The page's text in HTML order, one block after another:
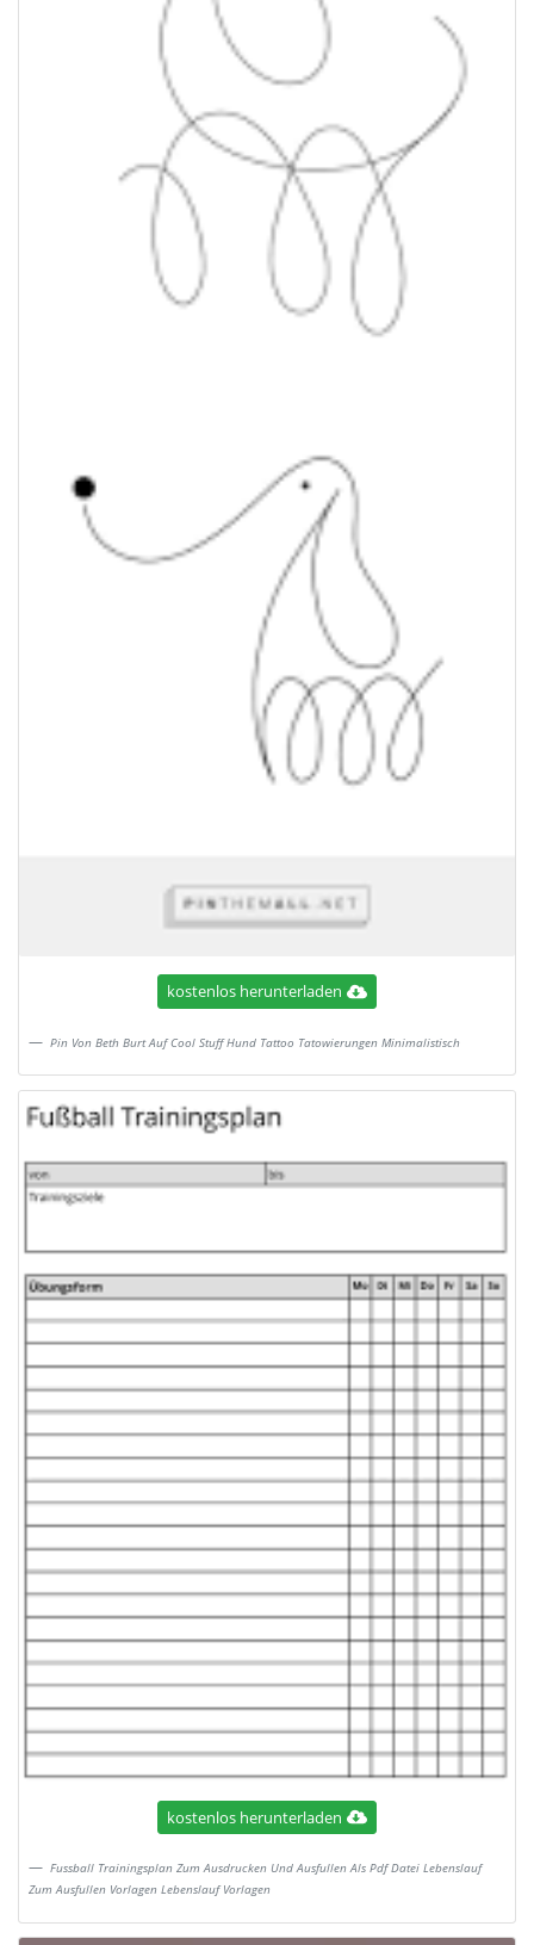
kostenlos herunterladen
Pin Von Beth Burt Auf Cool Stuff Hund Tattoo Tatowierungen Minimalistisch
kostenlos herunterladen
Fussball Trainingsplan Zum Ausdrucken Und Ausfullen Als Pdf Datei Lebenslauf
Zum Ausfullen Vorlagen Lebenslauf Vorlagen